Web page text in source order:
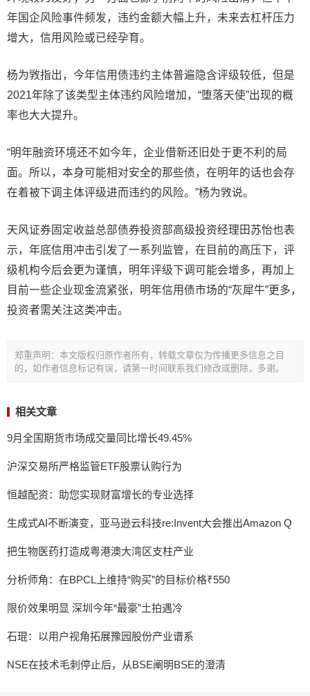
年国企风险事件频发，违约金额大幅上升，未来去杠杆压力
增大，信用风险或已经孕育。
杨为敩指出，今年信用债违约主体普遍隐含评级较低，但是
2021年除了该类型主体违约风险增加，“堕落天使”出现的概
率也大大提升。
“明年融资环境还不如今年，企业借新还旧处于更不利的局
面。所以，本身可能相对安全的那些债，在明年的话也会存
在着被下调主体评级进而违约的风险。”杨为敩说。
天风证券固定收益总部债券投资部高级投资经理田苏怡也表
示，年底信用冲击引发了一系列监管，在目前的高压下，评
级机构今后会更为谨慎，明年评级下调可能会增多，再加上
目前一些企业现金流紧张，明年信用债市场的“灰犀牛”更多，
投资者需关注这类冲击。
郑重声明：本文版权归原作者所有，转载文章仅为传播更多信息之目
的，如作者信息标记有误，请第一时间联系我们修改或删除，多谢。
相关文章
9月全国期货市场成交量同比增长49.45%
沪深交易所严格监管ETF股票认购行为
恒越配资：助您实现财富增长的专业选择
生成式AI不断演变，亚马逊云科技re:Invent大会推出Amazon Q
把生物医药打造成粤港澳大湾区支柱产业
分析师角：在BPCL上维持“购买”的目标价格₹550
限价效果明显 深圳今年“最豪”土拍遇冷
石琨：以用户视角拓展豫园股份产业谱系
NSE在技术毛刺停止后，从BSE阐明BSE的澄清